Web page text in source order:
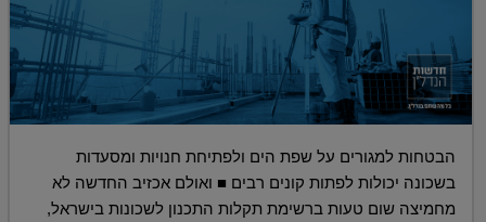
הבטחות למגורים על שפת הים ולפתיחת חנויות ומסעדות
בשכונה יכולות לפתות קונים רבים ■ ואולם אכזיב החדשה לא
מחמיצה שום טעות ברשימת תקלות התכנון לשכונות בישראל,